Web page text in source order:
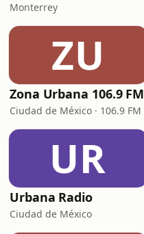
Monterrey
ZU
Zona Urbana 106.9 FM
Ciudad de México · 106.9 FM
UR
Urbana Radio
Ciudad de México